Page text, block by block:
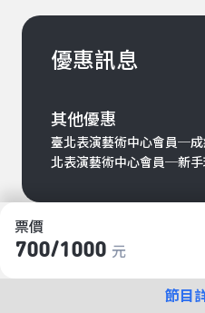
票價
700/​1000 元
節目
優惠訊息
其他優惠
臺北表演藝術中心會員─
北表演藝術中心會員─新手